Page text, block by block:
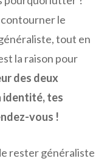
contourner le
tout en
la raison pour
des deux
identité, tes
vous !
rester généraliste